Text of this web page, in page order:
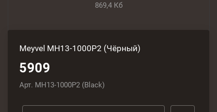
Meyvel MH13-1000P2 (Чёрный)
5909
Арт. MH13-1000P2 (Black)
869,4 Кб